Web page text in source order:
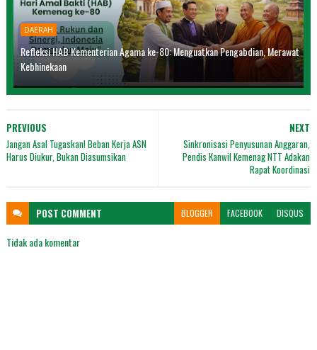
DAERAH
Refleksi HAB Kementerian Agama ke-80: Menguatkan Pengabdian, Merawat
Kebhinekaan
NEXT
Sinkronisasi Penyusunan Anggaran,
Pendis Kanwil Kemenag NTT Adakan
Rapat Koordinasi
PREVIOUS
Jangan Asal Tugaskan! Beban Kerja ASN
Harus Diukur, Bukan Diasumsikan
POST COMMENT BLOGGER FACEBOOK DISQUS
Tidak ada komentar